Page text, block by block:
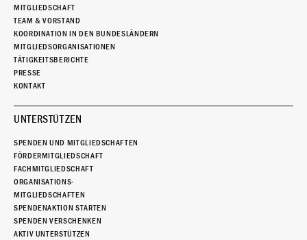
MITGLIEDSCHAFT
TEAM & VORSTAND
KOORDINATION IN DEN BUNDESLÄNDERN
MITGLIEDSORGANISATIONEN
TÄTIGKEITSBERICHTE
PRESSE
KONTAKT
UNTERSTÜTZEN
SPENDEN UND MITGLIEDSCHAFTEN
FÖRDERMITGLIEDSCHAFT
FACHMITGLIEDSCHAFT
ORGANISATIONS-
MITGLIEDSCHAFTEN
SPENDENAKTION STARTEN
SPENDEN VERSCHENKEN
AKTIV UNTERSTÜTZEN